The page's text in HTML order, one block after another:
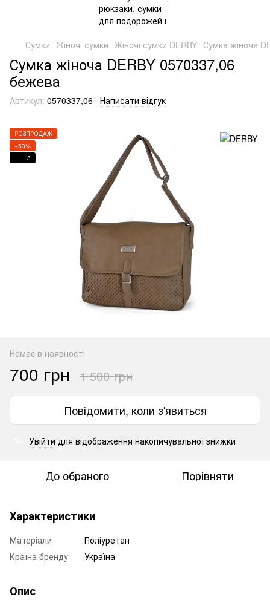
Сумки Жіночі сумки Жіночі сумки DERBY Сумка жіноча
Сумка жіноча DERBY 0570337,06
бежева
Артикул: 0570337,06 Написати відгук
РОЗПРОДАЖ
−53%
3
Немає в наявності
700 грн 1 500 грн
Повідомити, коли з'явиться
Увійти для відображення накопичувальної знижки
До обраного Порівняти
Характеристики
Матеріали
Поліуретан
Країна бренду
Україна
Опис